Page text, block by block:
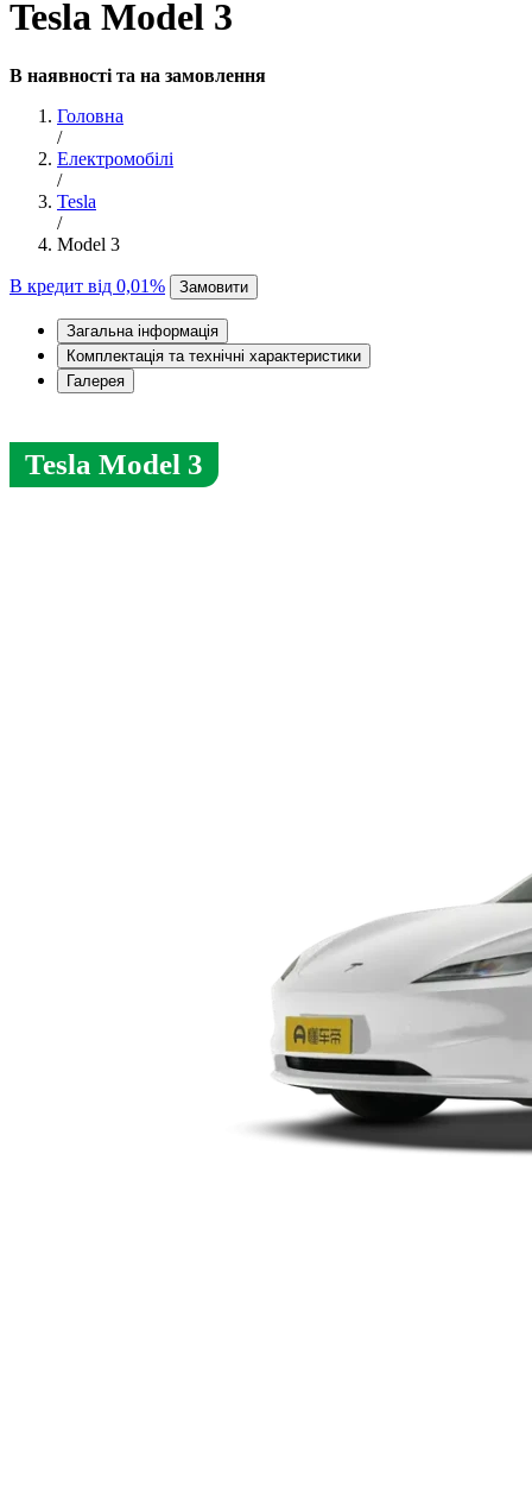
Tesla Model 3
В наявності та на замовлення
Головна
/
Електромобілі
/
Tesla
/
Model 3
В кредит від 0,01% Замовити
Загальна інформація
Комплектація та технічні характеристики
Галерея
Tesla Model 3